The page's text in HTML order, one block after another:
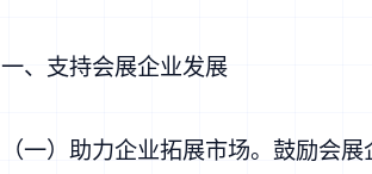
一、支持会展企业发展
（一）助力企业拓展市场。鼓励会